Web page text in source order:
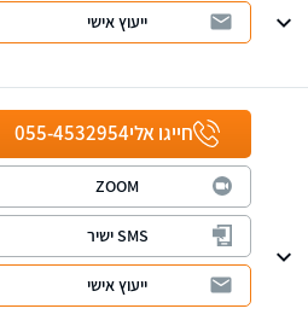
ייעוץ אישי
חייגו אלי055-4532954
ZOOM
SMS ישיר
ייעוץ אישי